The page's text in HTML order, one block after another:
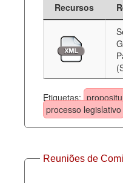
Recursos
Etiquetas:
processo legislativo
Reuniões de